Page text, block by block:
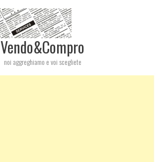
Vendo&Compro
noi aggreghiamo e voi scegliete